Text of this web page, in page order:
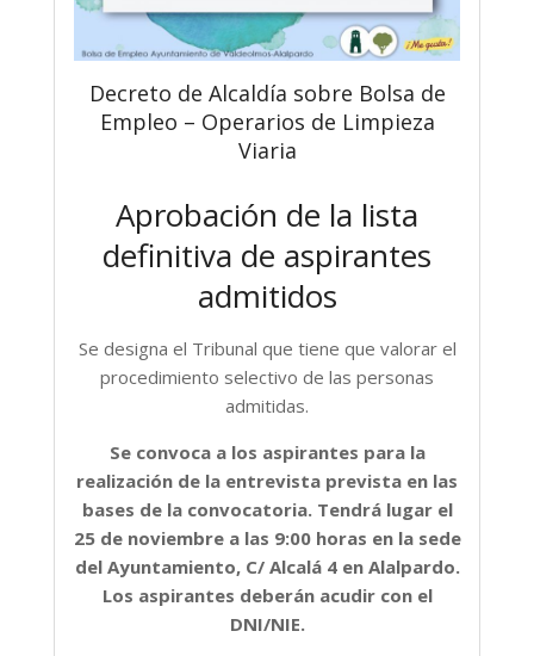
Decreto de Alcaldía sobre Bolsa de
Empleo – Operarios de Limpieza
Viaria
Aprobación de la lista
definitiva de aspirantes
admitidos
Se designa el Tribunal que tiene que valorar el
procedimiento selectivo de las personas
admitidas.
Se convoca a los aspirantes para la
realización de la entrevista prevista en las
bases de la convocatoria. Tendrá lugar el
25 de noviembre a las 9:00 horas en la sede
del Ayuntamiento, C/ Alcalá 4 en Alalpardo.
Los aspirantes deberán acudir con el
DNI/NIE.